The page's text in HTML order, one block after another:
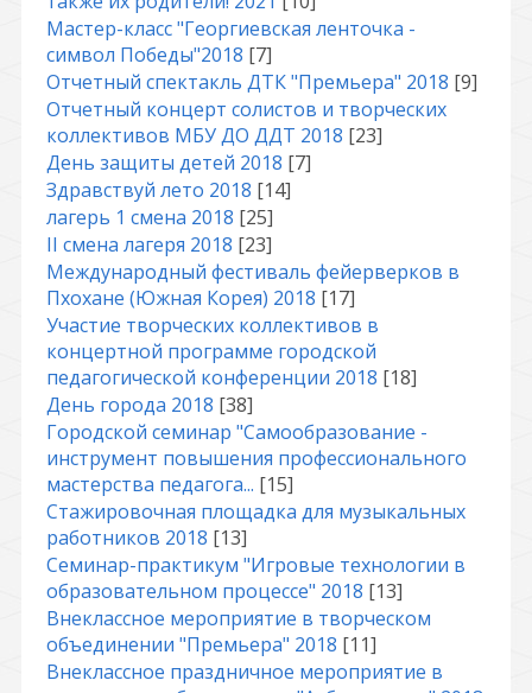
Мастер-класс "Георгиевская ленточка -
символ Победы"2018 [7]
Отчетный спектакль ДТК "Премьера" 2018 [9]
Отчетный концерт солистов и творческих
коллективов МБУ ДО ДДТ 2018 [23]
День защиты детей 2018 [7]
Здравствуй лето 2018 [14]
лагерь 1 смена 2018 [25]
II смена лагеря 2018 [23]
Международный фестиваль фейерверков в
Пхохане (Южная Корея) 2018 [17]
Участие творческих коллективов в
концертной программе городской
педагогической конференции 2018 [18]
День города 2018 [38]
Городской семинар "Самообразование -
инструмент повышения профессионального
мастерства педагога... [15]
Стажировочная площадка для музыкальных
работников 2018 [13]
Семинар-практикум "Игровые технологии в
образовательном процессе" 2018 [13]
Внеклассное мероприятие в творческом
объединении "Премьера" 2018 [11]
Внеклассное праздничное мероприятие в